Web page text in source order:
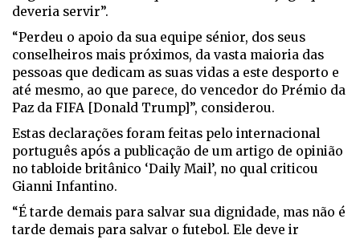
deveria servir”.
“Perdeu o apoio da sua equipe sénior, dos seus
conselheiros mais próximos, da vasta maioria das
pessoas que dedicam as suas vidas a este desporto e
até mesmo, ao que parece, do vencedor do Prémio da
Paz da FIFA [Donald Trump]”, considerou.
Estas declarações foram feitas pelo internacional
português após a publicação de um artigo de opinião
no tabloide britânico ‘Daily Mail’, no qual criticou
Gianni Infantino.
“É tarde demais para salvar sua dignidade, mas não é
tarde demais para salvar o futebol. Ele deve ir